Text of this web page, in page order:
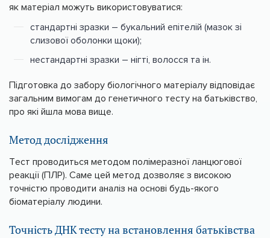
як матеріал можуть використовуватися:
стандартні зразки – букальний епітелій (мазок зі
слизової оболонки щоки);
нестандартні зразки – нігті, волосся та ін.
Підготовка до забору біологічного матеріалу відповідає
загальним вимогам до генетичного тесту на батьківство,
про які йшла мова вище.
Метод дослідження
Тест проводиться методом полімеразної ланцюгової
реакції (ПЛР). Саме цей метод дозволяє з високою
точністю проводити аналіз на основі будь-якого
біоматеріалу людини.
Точність ДНК тесту на встановлення батьківства